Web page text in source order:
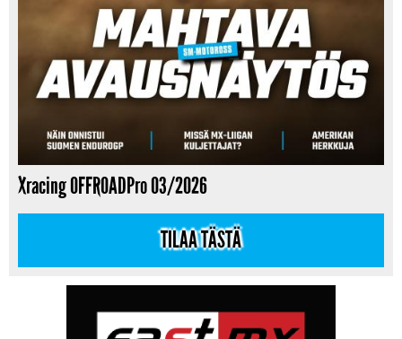
Xracing OFFROADPro 03/2026
TILAA TÄSTÄ